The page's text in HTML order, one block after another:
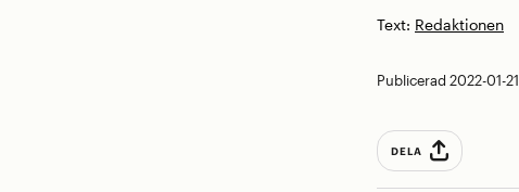
Text: Redaktionen
Publicerad 2022-01-21
DELA